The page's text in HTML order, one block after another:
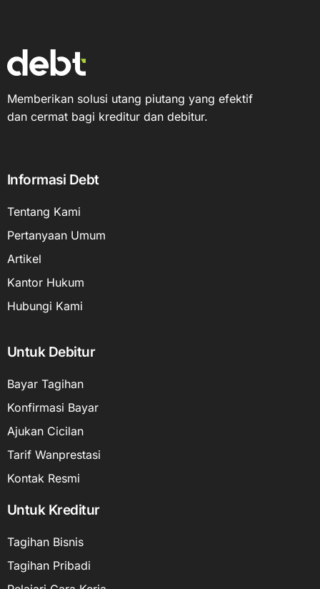
Memberikan solusi utang piutang yang efektif
dan cermat bagi kreditur dan debitur.
Informasi Debt
Tentang Kami
Pertanyaan Umum
Artikel
Kantor Hukum
Hubungi Kami
Untuk Debitur
Bayar Tagihan
Konfirmasi Bayar
Ajukan Cicilan
Tarif Wanprestasi
Kontak Resmi
Untuk Kreditur
Tagihan Bisnis
Tagihan Pribadi